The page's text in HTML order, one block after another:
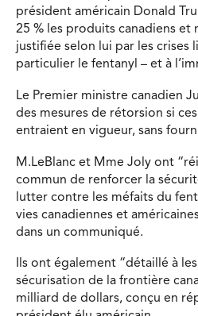
président américain Donald
25 % les produits canadiens et
justifiée selon lui par les crises
particulier le fentanyl – et à
Le Premier ministre canadien
des mesures de rétorsion si
entraient en vigueur, sans
M.LeBlanc et Mme Joly ont
commun de renforcer la
lutter contre les méfaits du
vies canadiennes et
dans un communiqué.
Ils ont également “détaillé à
sécurisation de la frontière
milliard de dollars, conçu en